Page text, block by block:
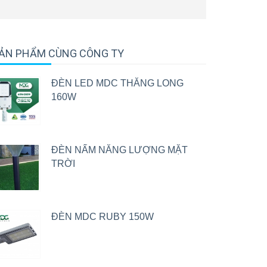
PHẨM CÙNG CÔNG TY
ĐÈN LED MDC THĂNG LONG
160W
ĐÈN NẤM NĂNG LƯỢNG MẶT
TRỜI
ĐÈN MDC RUBY 150W